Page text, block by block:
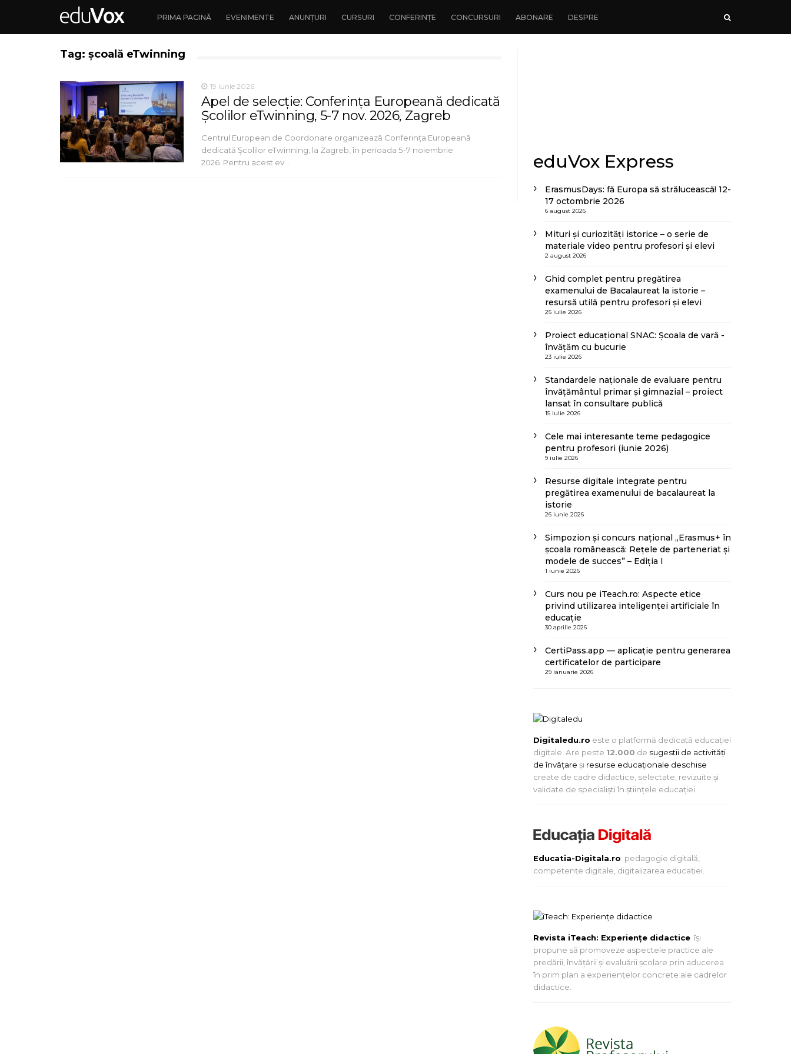
PRIMA PAGINĂ EVENIMENTE ANUNȚURI CURSURI CONFERINȚE CONCURSURI ABONARE DESPRE
Tag: școală eTwinning
19 iunie 2026
Apel de selecție: Conferința Europeană dedicată
Școlilor eTwinning, 5-7 nov. 2026, Zagreb
Centrul European de Coordonare organizează Conferința Europeană
dedicată Școlilor eTwinning, la Zagreb, în perioada 5-7 noiembrie
2026. Pentru acest ev…
eduVox Express
ErasmusDays: fă Europa să strălucească! 12-
17 octombrie 2026
6 august 2026
Mituri și curiozități istorice – o serie de
materiale video pentru profesori și elevi
2 august 2026
Ghid complet pentru pregătirea
examenului de Bacalaureat la istorie –
resursă utilă pentru profesori și elevi
25 iulie 2026
Proiect educațional SNAC: Școala de vară -
învățăm cu bucurie
23 iulie 2026
Standardele naționale de evaluare pentru
învățământul primar și gimnazial – proiect
lansat în consultare publică
15 iulie 2026
Cele mai interesante teme pedagogice
pentru profesori (iunie 2026)
9 iulie 2026
Resurse digitale integrate pentru
pregătirea examenului de bacalaureat la
istorie
26 iunie 2026
Simpozion și concurs național „Erasmus+ în
școala românească: Rețele de parteneriat și
modele de succes” – Ediția I
1 iunie 2026
Curs nou pe iTeach.ro: Aspecte etice
privind utilizarea inteligenței artificiale în
educație
30 aprilie 2026
CertiPass.app — aplicație pentru generarea
certificatelor de participare
29 ianuarie 2026
Digitaledu.ro este o platformă dedicată educației
digitale. Are peste 12.000 de sugestii de activități
de învățare și resurse educaționale deschise
create de cadre didactice, selectate, revizuite și
validate de specialiști în științele educației.
Educatia-Digitala.ro: pedagogie digitală,
competențe digitale, digitalizarea educației.
Revista iTeach: Experienţe didactice îşi
propune să promoveze aspectele practice ale
predării, învăţării şi evaluării şcolare prin aducerea
în prim plan a experienţelor concrete ale cadrelor
didactice.